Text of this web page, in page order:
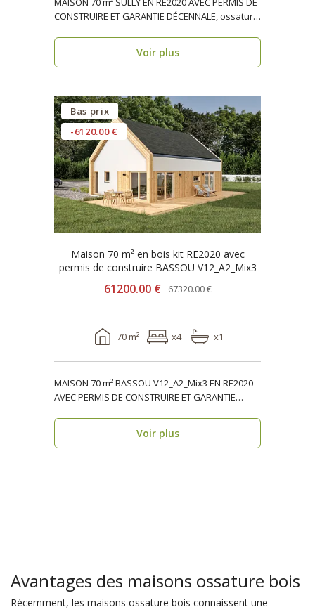
CONSTRUIRE ET GARANTIE DÉCENNALE, ossature
Voir plus
Bas prix
-6120.00 €
Maison 70 m² en bois kit RE2020 avec
permis de construire BASSOU V12_A2_Mix3
61200.00 € 67320.00 €
70 m² x4 x1
MAISON 70 m² BASSOU V12_A2_Mix3 EN RE2020
AVEC PERMIS DE CONSTRUIRE ET GARANTIE
Voir plus
Avantages des maisons ossature bois
Récemment, les maisons ossature bois connaissent une